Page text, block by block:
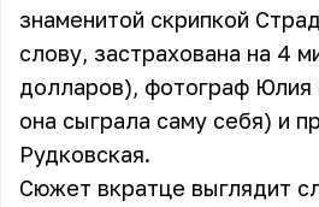
знаменитой скрипкой
слову, застрахована на 4
долларов), фотограф Юлия
она сыграла саму себя) и
Рудковская.
Сюжет вкратце выглядит